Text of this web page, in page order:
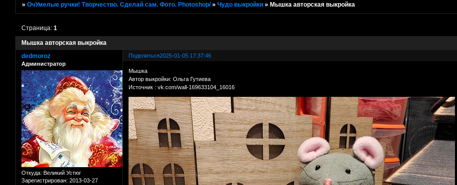
»ОчУмелые ручки! Творчество. Сделай сам. Фото. Photoshop/ »Чудо выкройки » Мышка авторская выкройка
Мышка авторская выкройка
Страница:1
Поделиться2025-01-05 17:37:46
dedmoroz
Администратор
Откуда: Великий Устюг
Зарегистрирован: 2013-03-27
Мышка
Автор выкройки: Ольга Гутиева
Источник : vk.com/wall-169633104_16016